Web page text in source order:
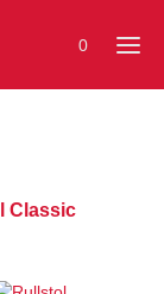
0
Classic